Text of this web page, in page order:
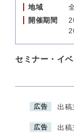
地域
開催期間
セミナー・イ
広告 出稿
広告 出稿